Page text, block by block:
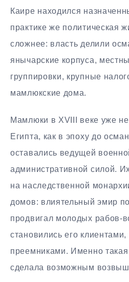
Каире находился
практике же политическая
сложнее: власть делили
янычарские корпуса,
группировки, крупные
мамлюкские дома.
Мамлюки в XVIII веке уже
Египта, как в эпоху до
оставались ведущей
административной силой.
на наследственной
домов: влиятельный эмир
продвигал молодых рабов-
становились его
преемниками. Именно такая
сделала возможным